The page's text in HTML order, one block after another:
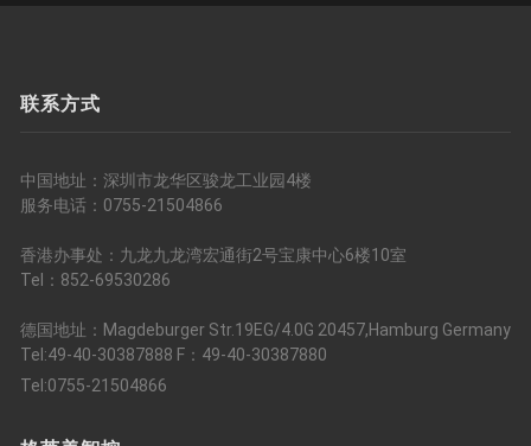
联系方式
中国地址：深圳市龙华区骏龙工业园4楼
服务电话：0755-21504866
香港办事处：九龙九龙湾宏通街2号宝康中心6楼10室
Tel：852-69530286
德国地址：Magdeburger Str.19EG/4.0G 20457,Hamburg Germany
Tel:49-40-30387888 F：49-40-30387880
Tel:0755-21504866